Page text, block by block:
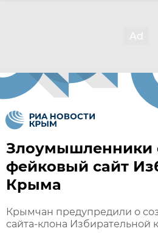
Злоумышленники
фейковый сайт
Крыма
Крымчан предупредили о
сайта-клона Избирательной